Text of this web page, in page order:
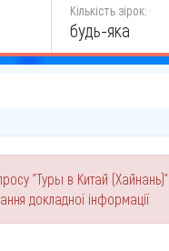
Кількість зірок:
будь-яка
"Туры в Китай
докладної інформації